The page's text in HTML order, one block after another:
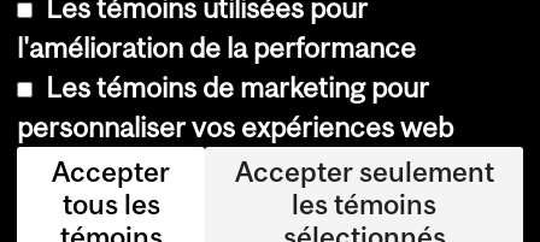
© Université McGill, 2026
Accessibilité
Avis sur les témoins
Paramètres des témoins
Les témoins utilisées pour
l'amélioration de la performance
Les témoins de marketing pour
personnaliser vos expériences web
Accepter
tous les
Accepter seulement
les témoins